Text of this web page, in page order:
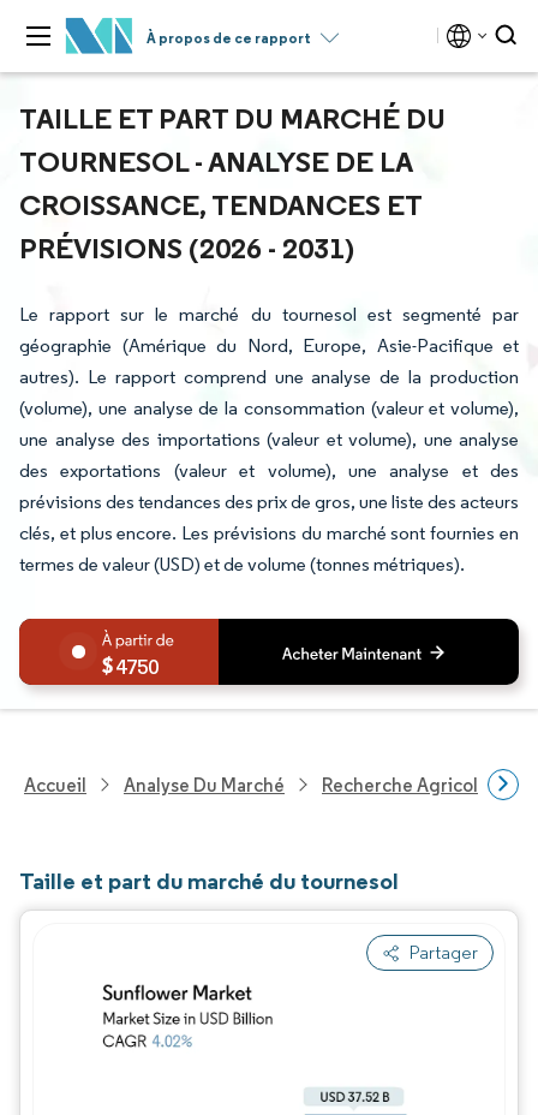
À propos de ce rapport
TAILLE ET PART DU MARCHÉ DU
TOURNESOL - ANALYSE DE LA
CROISSANCE, TENDANCES ET
PRÉVISIONS (2026 - 2031)
Le rapport sur le marché du tournesol est segmenté par
géographie (Amérique du Nord, Europe, Asie-Pacifique et
autres). Le rapport comprend une analyse de la production
(volume), une analyse de la consommation (valeur et volume),
une analyse des importations (valeur et volume), une analyse
des exportations (valeur et volume), une analyse et des
prévisions des tendances des prix de gros, une liste des acteurs
clés, et plus encore. Les prévisions du marché sont fournies en
termes de valeur (USD) et de volume (tonnes métriques).
4750
Accueil Analyse Du Marché Recherche Agricole
Taille et part du marché du tournesol
Partager